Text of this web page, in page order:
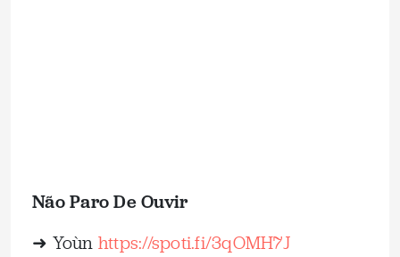
Não Paro De Ouvir
➜ Yoùn https://spoti.fi/3qOMH7J